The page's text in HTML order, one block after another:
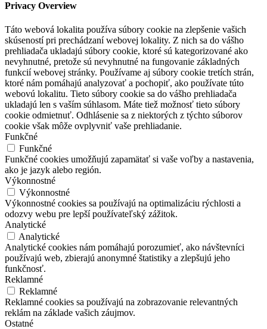
Privacy Overview
Táto webová lokalita používa súbory cookie na zlepšenie vašich
skúseností pri prechádzaní webovej lokality. Z nich sa do vášho
prehliadača ukladajú súbory cookie, ktoré sú kategorizované ako
nevyhnutné, pretože sú nevyhnutné na fungovanie základných
funkcií webovej stránky. Používame aj súbory cookie tretích strán,
ktoré nám pomáhajú analyzovať a pochopiť, ako používate túto
webovú lokalitu. Tieto súbory cookie sa do vášho prehliadača
ukladajú len s vaším súhlasom. Máte tiež možnosť tieto súbory
cookie odmietnuť. Odhlásenie sa z niektorých z týchto súborov
cookie však môže ovplyvniť vaše prehliadanie.
Funkčné
Funkčné
Funkčné cookies umožňujú zapamätať si vaše voľby a nastavenia,
ako je jazyk alebo región.
Výkonnostné
Výkonnostné
Výkonnostné cookies sa používajú na optimalizáciu rýchlosti a
odozvy webu pre lepší používateľský zážitok.
Analytické
Analytické
Analytické cookies nám pomáhajú porozumieť, ako návštevníci
používajú web, zbierajú anonymné štatistiky a zlepšujú jeho
funkčnosť.
Reklamné
Reklamné
Reklamné cookies sa používajú na zobrazovanie relevantných
reklám na základe vašich záujmov.
Ostatné